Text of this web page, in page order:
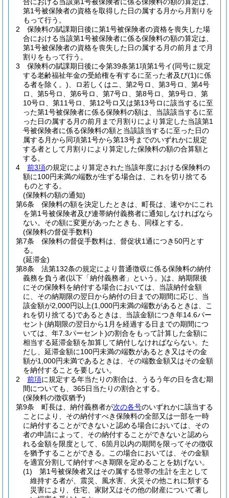
第1号被保険者の資格を取得した日の属する月から月割りを
もって行う。
2
保険料の賦課期日後に第1号被保険者の資格を喪失した場
合における当該第1号被保険者に係る保険料の額の算定は、
第1号被保険者の資格を喪失した日の属する月の前月まで月
割りをもって行う。
3
保険料の賦課期日後に令第39条第1項第1号イ(同号に規定
する老齢福祉年金の受給権を有するに至った者及び(1)に係
る者を除く。) 、ロ若しくはニ、第2号ロ、第3号ロ、第4号
ロ、第5号ロ、第6号ロ、第7号ロ、第8号ロ、第9号ロ、第
10号ロ、第11号ロ、第12号ロ又は第13号ロに該当するに至
った第1号被保険者に係る保険料の額は、当該該当するに至
った日の属する月の前月まで月割りにより算定した当該第1
号被保険者に係る保険料の額と当該該当するに至った日の
属する月から同項第1号から第13号までのいずれかに規定
する者として月割りにより算定した保険料の額の合算額と
する。
4
前3項の規定により算定された当該年度における保険料の
額に100円未満の端数が生ずる場合は、これを切り捨てる
ものとする。
(保険料の額の通知)
第6条
保険料の額を決定したときは、町長は、速やかにこれ
を第1号被保険者及び連帯納付義務者に通知しなければなら
ない。 その額に変更があったときも、同様とする。
(保険料の督促手数料)
第7条
保険料の督促手数料は、督促状1通につき50円とす
る。
(延滞金)
第8条
法第132条の規定により普通徴収に係る保険料の納付
義務を負う者(以下「納付義務者」という。)は、納期限後
にその保険料を納付する場合においては、当該納付金額
に、その納期限の翌日から納付の日までの期間に応じ、当
該金額が2,000円以上(1,000円未満の端数があるときは、こ
れを切り捨てる)であるときは、当該金額につき年14.6パー
セント(納期限の翌日から1月を経過する日までの期間につ
いては、年7.3パーセント)の割合をもって計算した金額に
相当する延滞金額を加算して納付しなければならない。 た
だし、延滞金額に100円未満の端数があるとき又はその金
額が1,000円未満であるときは、その端数金額又はその金額
を納付することを要しない。
2
前項に規定する年当たりの割合は、うるう年の日を含む期
間についても、365日当たりの割合とする。
(保険料の徴収猶予)
第9条
町長は、納付義務者が次の各号のいずれかに該当する
ことにより、その納付すべき保険料の全部又は一部を一時
に納付することができないと認める場合においては、その
者の申請によって、その納付することができないと認めら
れる金額を限度として、6箇月以内の期間を限ってその徴収
を猶予することができる。
この場合においては、その金額
を適宜分割して納付すべき期限を定めることを妨げない。
(1)
第1号被保険者又はその属する世帯の生計を主として
維持する者が、震災、風水害、火災その他これに類する
災害により、住宅、家財又はその他の財産について著し